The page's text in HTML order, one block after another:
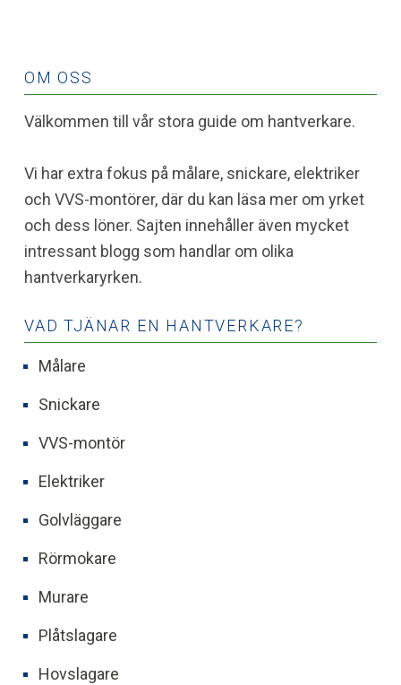
OM OSS
Välkommen till vår stora guide om hantverkare.
Vi har extra fokus på målare, snickare, elektriker
och VVS-montörer, där du kan läsa mer om yrket
och dess löner. Sajten innehåller även mycket
intressant blogg som handlar om olika
hantverkaryrken.
VAD TJÄNAR EN HANTVERKARE?
Målare
Snickare
VVS-montör
Elektriker
Golvläggare
Rörmokare
Murare
Plåtslagare
Hovslagare